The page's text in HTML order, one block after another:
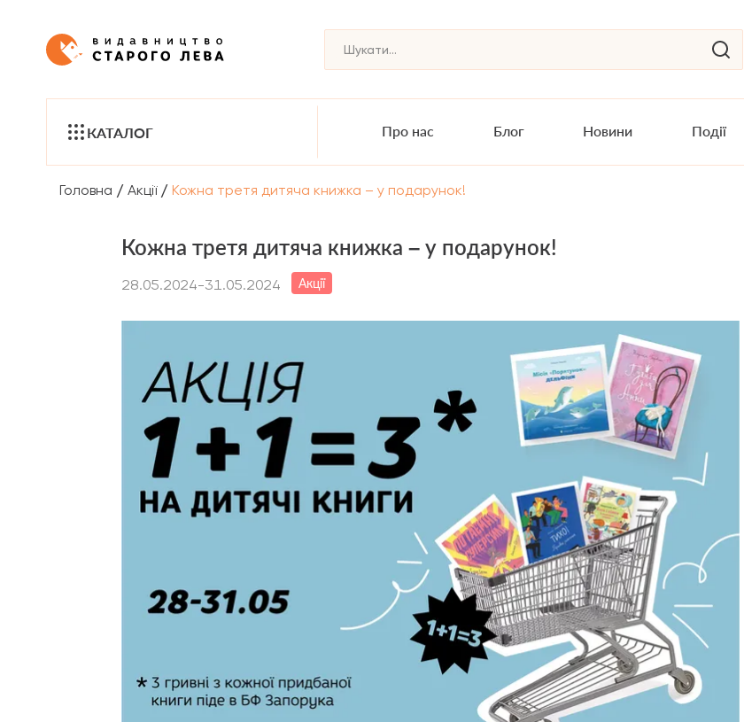
КАТАЛОГ Про нас Блог Новини Події
Головна / Акції / Кожна третя дитяча книжка – у подарунок!
Кожна третя дитяча книжка – у подарунок!
28.05.2024-31.05.2024 Акції